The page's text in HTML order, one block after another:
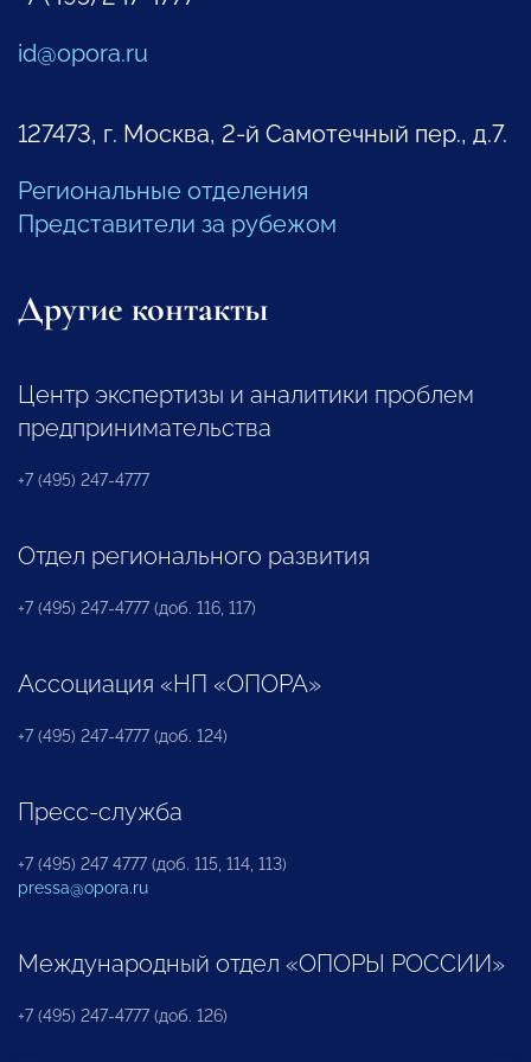
id@opora.ru
127473, г. Москва, 2-й Самотечный пер., д.7.
Региональные отделения
Представители за рубежом
Другие контакты
Центр экспертизы и аналитики проблем
предпринимательства
+7 (495) 247-4777
Отдел регионального развития
+7 (495) 247-4777 (доб. 116, 117)
Ассоциация «НП «ОПОРА»
+7 (495) 247-4777 (доб. 124)
Пресс-служба
+7 (495) 247 4777 (доб. 115, 114, 113)
pressa@opora.ru
Международный отдел «ОПОРЫ РОССИИ»
+7 (495) 247-4777 (доб. 126)